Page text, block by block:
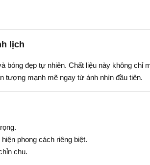
lịch
bóng đẹp tự nhiên. Chất liệu này không chỉ
tượng mạnh mẽ ngay từ ánh nhìn đầu tiên.
phong cách riêng biệt.
chu.